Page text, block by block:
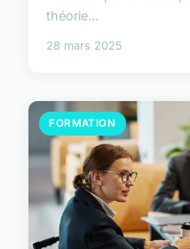
théorie...
28 mars 2025
FORMATION